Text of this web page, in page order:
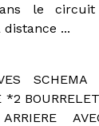
le
...
*2